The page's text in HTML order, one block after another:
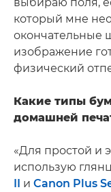
который мне
окончательные
изображение
физический
Какие типы
домашней
«Для простой и
использую
II и Canon Plus